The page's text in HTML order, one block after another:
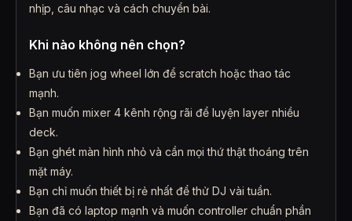
nhịp, câu nhạc và cách chuyển bài.
Khi nào không nên chọn?
Bạn ưu tiên jog wheel lớn để scratch hoặc thao tác
mạnh.
Bạn muốn mixer 4 kênh rộng rãi để luyện layer nhiều
deck.
Bạn ghét màn hình nhỏ và cần mọi thứ thật thoáng trên
mặt máy.
Bạn chỉ muốn thiết bị rẻ nhất để thử DJ vài tuần.
Bạn đã có laptop mạnh và muốn controller chuẩn phần